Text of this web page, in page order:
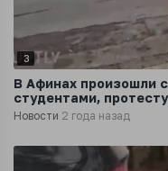
3
В Афинах произошли
студентами,
частных
Новости 2 года назад